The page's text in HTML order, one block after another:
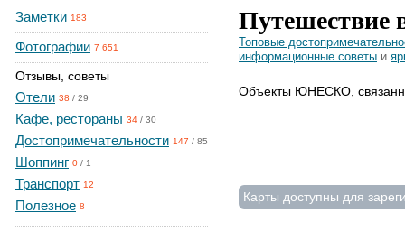
Заметки 183
Фотографии 7 651
Отзывы, советы
Отели 38 / 29
Кафе, рестораны 34 / 30
Достопримечательности 147 / 85
Шоппинг 0 / 1
Транспорт 12
Полезное 8
Путешествие
Топовые
информационные советы и
Объекты ЮНЕСКО,
Карты доступны для